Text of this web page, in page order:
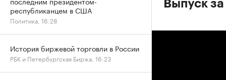
Выпуск
республиканцем в США
Политика, 16:28
История биржевой торговли в России
РБК и Петербургская Биржа, 16:23